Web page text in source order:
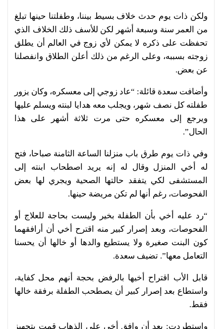
ولكن ذات يوم حدث خلاف بسيط بيننا، وطفلتنا حينها تبلغ
من العمر سنة وسبعة أشهر لكن للأسف ذلك الخلاف الذي
تحفظت على ذكره لا يمكن لأي زوج في العالم أن يطلق
زوجته بسببه، وعلى الرغم من ذلك أعلن الطلاق وانفصلنا
عن بعض.
وأضافت سعدة قائلة: “عاد زوجي إلى معسكره، وكان يزور
طفلته كل نصف شهر، ويجلب معه هدايا لبنته ويسلم عليها
ويرجع إلى معسكره حتى مرت ثلاثة أشهر على هذا
الحال”.
وفي ذات يوم طرق باب منزلنا الساعة الثامنة صباحا، فتح
له أخي المنزل وقال له إنه يريد اصطحاب ابنته إلى
المستشفى لكي يتفقد حالتها الصحية ويجري لها بعض
الفحوصات، رغم أنها لم تكن مريضة حينها.
“رد عليه أخي بأن الطفلة بخير وليست بحاجة للعلاج أو
الفحوصات، وبعد إصرار كبير منه اقترح أخي أن أرافقهما
كون البنت صغيرة ولا يستطيع والدها أو خالها أن يحسنا
التعامل معها”. تضيف سعدة.
قابل الأب اقتراح أخيها بالرفض بحجة أنهم محل كفاية،
واستطاع بعد إصرار كبير أن يصطحب الطفلة برفقة خالها
فقط.
واستطردت: بعد أن وافق أخي على الذهاب قمت بتجهيز